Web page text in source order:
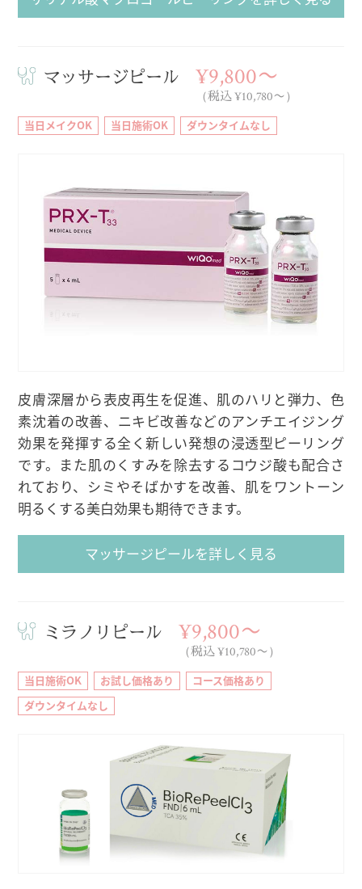
マッサージピール ¥9,800〜
（税込 ¥10,780〜）
当日メイクOK 当日施術OK ダウンタイムなし
皮膚深層から表皮再生を促進、肌のハリと弾力、色
素沈着の改善、ニキビ改善などのアンチエイジング
効果を発揮する全く新しい発想の浸透型ピーリング
です。また肌のくすみを除去するコウジ酸も配合さ
れており、シミやそばかすを改善、肌をワントーン
明るくする美白効果も期待できます。
マッサージピールを詳しく見る
ミラノリピール ¥9,800〜
（税込 ¥10,780〜）
当日施術OK お試し価格あり
コース価格あり
ダウンタイムなし